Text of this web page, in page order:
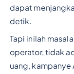
dapat
detik.
Tapi inilah
operator, tidak
uang,